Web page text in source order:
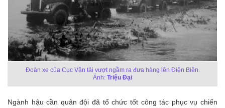
Đoàn xe của Cục Vận tải vượt ngầm ra đưa hàng lên Điện Biên.
Ảnh: Triệu Đại
Ngành hậu cần quân đội đã tổ chức tốt công tác phục vụ chiến